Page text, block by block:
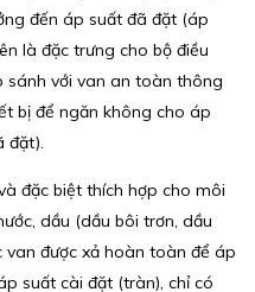
đến áp suất đã đặt (áp
là đặc trưng cho bộ điều
sánh với van an toàn thông
bị để ngăn không cho áp
đặt).
đặc biệt thích hợp cho môi
dầu (dầu bôi trơn, dầu
van được xả hoàn toàn để áp
suất cài đặt (tràn), chỉ có